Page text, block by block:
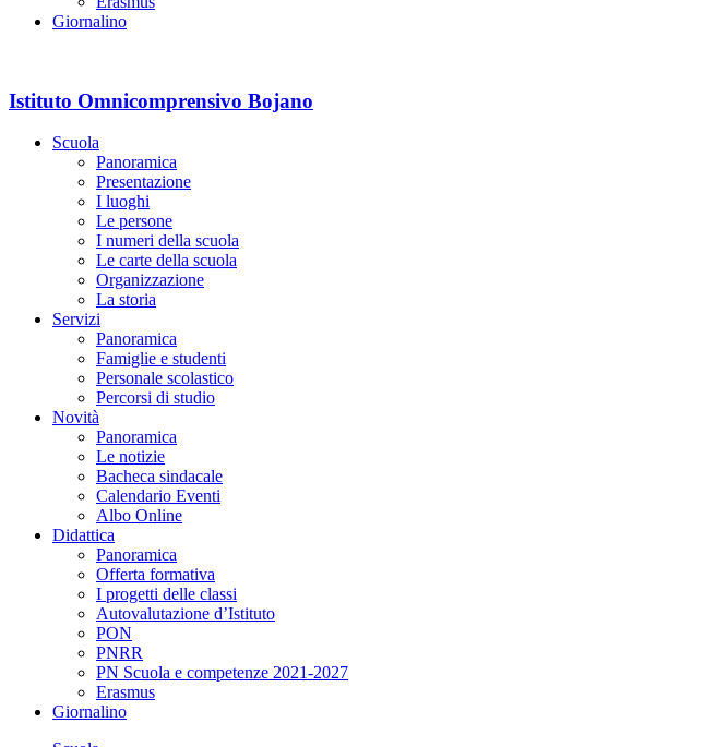
Giornalino
Istituto Omnicomprensivo Bojano
Scuola
Panoramica
Presentazione
I luoghi
Le persone
I numeri della scuola
Le carte della scuola
Organizzazione
La storia
Servizi
Panoramica
Famiglie e studenti
Personale scolastico
Percorsi di studio
Novità
Panoramica
Le notizie
Bacheca sindacale
Calendario Eventi
Albo Online
Didattica
Panoramica
Offerta formativa
I progetti delle classi
Autovalutazione d’Istituto
PON
PNRR
PN Scuola e competenze 2021-2027
Erasmus
Giornalino